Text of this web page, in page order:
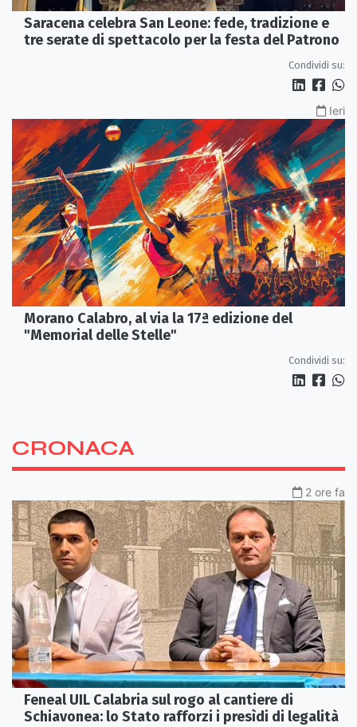
Saracena celebra San Leone: fede, tradizione e
tre serate di spettacolo per la festa del Patrono
Condividi su:
Ieri
Morano Calabro, al via la 17ª edizione del
"Memorial delle Stelle"
Condividi su:
CRONACA
2 ore fa
Feneal UIL Calabria sul rogo al cantiere di
Schiavonea: lo Stato rafforzi i presìdi di legalità